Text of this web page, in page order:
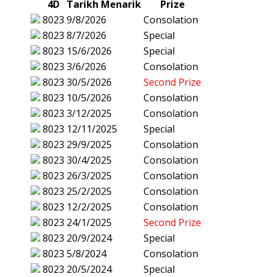
4D Tarikh Menarik
Prize
8023 9/8/2026
Consolation
8023 8/7/2026
Special
8023 15/6/2026
Special
8023 3/6/2026
Consolation
8023 30/5/2026
Second Prize
8023 10/5/2026
Consolation
8023 3/12/2025
Consolation
8023 12/11/2025
Special
8023 29/9/2025
Consolation
8023 30/4/2025
Consolation
8023 26/3/2025
Consolation
8023 25/2/2025
Consolation
8023 12/2/2025
Consolation
8023 24/1/2025
Second Prize
8023 20/9/2024
Special
8023 5/8/2024
Consolation
8023 20/5/2024
Special